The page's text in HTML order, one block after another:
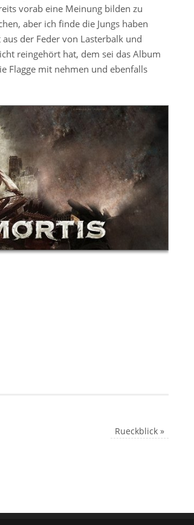
vorab eine Meinung bilden zu
aber ich finde die Jungs haben
der Feder von Lasterbalk und
reingehört hat, dem sei das Album
Flagge mit nehmen und ebenfalls
Rueckblick »